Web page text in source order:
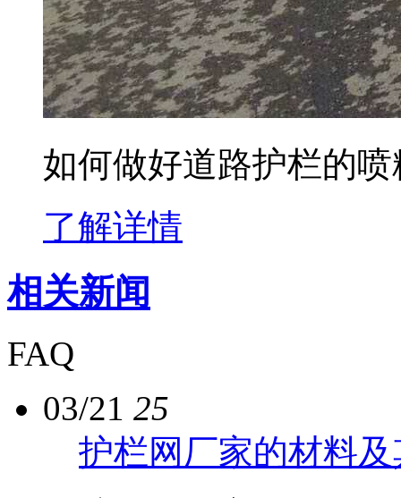
如何做好道路护栏的喷
了解详情
相关新闻
FAQ
03/21 25
护栏网厂家的材料